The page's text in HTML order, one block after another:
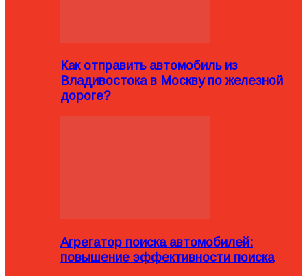
Как отправить автомобиль из
Владивостока в Москву по железной
дороге?
Агрегатор поиска автомобилей:
повышение эффективности поиска